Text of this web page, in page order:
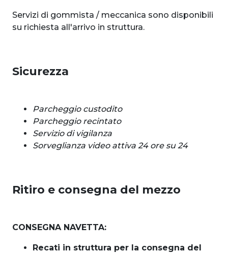
Servizi di gommista / meccanica sono disponibili
su richiesta all'arrivo in struttura.
Sicurezza
Parcheggio custodito
Parcheggio recintato
Servizio di vigilanza
Sorveglianza video attiva 24 ore su 24
Ritiro e consegna del mezzo
CONSEGNA NAVETTA:
Recati in struttura per la consegna del